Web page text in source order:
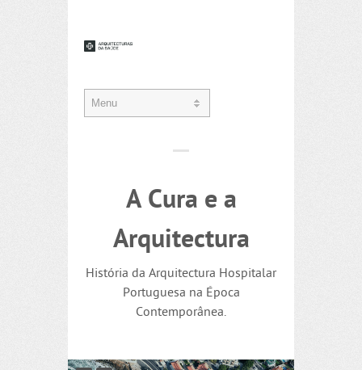
A Cura e a
Arquitectura
História da Arquitectura Hospitalar
Portuguesa na Época
Contemporânea.